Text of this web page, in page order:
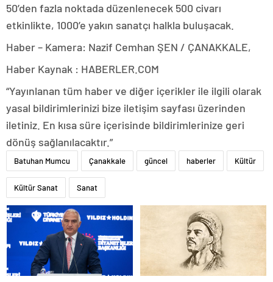
50’den fazla noktada düzenlenecek 500 civarı
etkinlikte, 1000’e yakın sanatçı halkla buluşacak.
Haber – Kamera: Nazif Cemhan ŞEN / ÇANAKKALE,
Haber Kaynak : HABERLER.COM
“Yayınlanan tüm haber ve diğer içerikler ile ilgili olarak
yasal bildirimlerinizi bize iletişim sayfası üzerinden
iletiniz. En kısa süre içerisinde bildirimlerinize geri
dönüş sağlanılacaktır.”
Batuhan Mumcu Çanakkale güncel haberler Kültür
Kültür Sanat Sanat